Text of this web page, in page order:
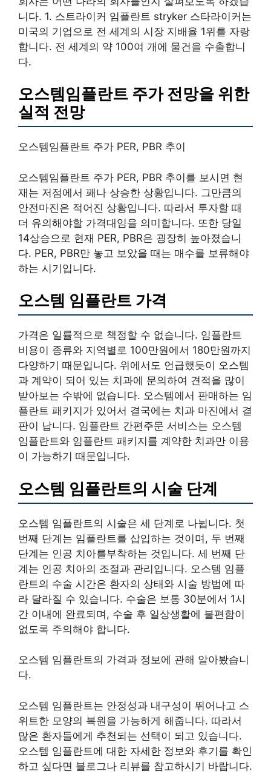
니다. 1. 스트라이커 임플란트 stryker 스타라이커는
미국의 기업으로 전 세계의 시장 지배율 1위를 자랑
합니다. 전 세계의 약 100여 개에 물건을 수출합니
다.
오스템임플란트 주가 전망을 위한
실적 전망
오스템임플란트 주가 PER, PBR 추이
오스템임플란트 주가 PER, PBR 추이를 보시면 현
재는 저점에서 꽤나 상승한 상황입니다. 그만큼의
안전마진은 적어진 상황입니다. 따라서 투자할 때
더 유의해야할 가격대임을 의미합니다. 또한 당일
14상승으로 현재 PER, PBR은 굉장히 높아졌습니
다. PER, PBR만 놓고 보았을 때는 매수를 보류해야
하는 시기입니다.
오스템 임플란트 가격
가격은 일률적으로 책정할 수 없습니다. 임플란트
비용이 종류와 지역별로 100만원에서 180만원까지
다양하기 때문입니다. 위에서도 언급했듯이 오스템
과 계약이 되어 있는 치과에 문의하여 견적을 많이
받아보는 수밖에 없습니다. 오스템에서 판매하는 임
플란트 패키지가 있어서 결국에는 치과 마진에서 결
판이 납니다. 임플란트 간편주문 서비스는 오스템
임플란트와 임플란트 패키지를 계약한 치과만 이용
이 가능하기 때문입니다.
오스템 임플란트의 시술 단계
오스템 임플란트의 시술은 세 단계로 나뉩니다. 첫
번째 단계는 임플란트를 삽입하는 것이며, 두 번째
단계는 인공 치아를부착하는 것입니다. 세 번째 단
계는 인공 치아의 조절과 관리입니다. 오스템 임플
란트의 수술 시간은 환자의 상태와 시술 방법에 따
라 달라질 수 있습니다. 수술은 보통 30분에서 1시
간 이내에 완료되며, 수술 후 일상생활에 불편함이
없도록 주의해야 합니다.
오스템 임플란트의 가격과 정보에 관해 알아봤습니
다.
오스템 임플란트는 안정성과 내구성이 뛰어나고 스
위트한 모양의 복원을 가능하게 해줍니다. 따라서
많은 환자들에게 추천되는 선택이 되고 있습니다.
오스템 임플란트에 대한 자세한 정보와 후기를 확인
하고 싶다면 블로그나 리뷰를 참고하시기 바랍니다.